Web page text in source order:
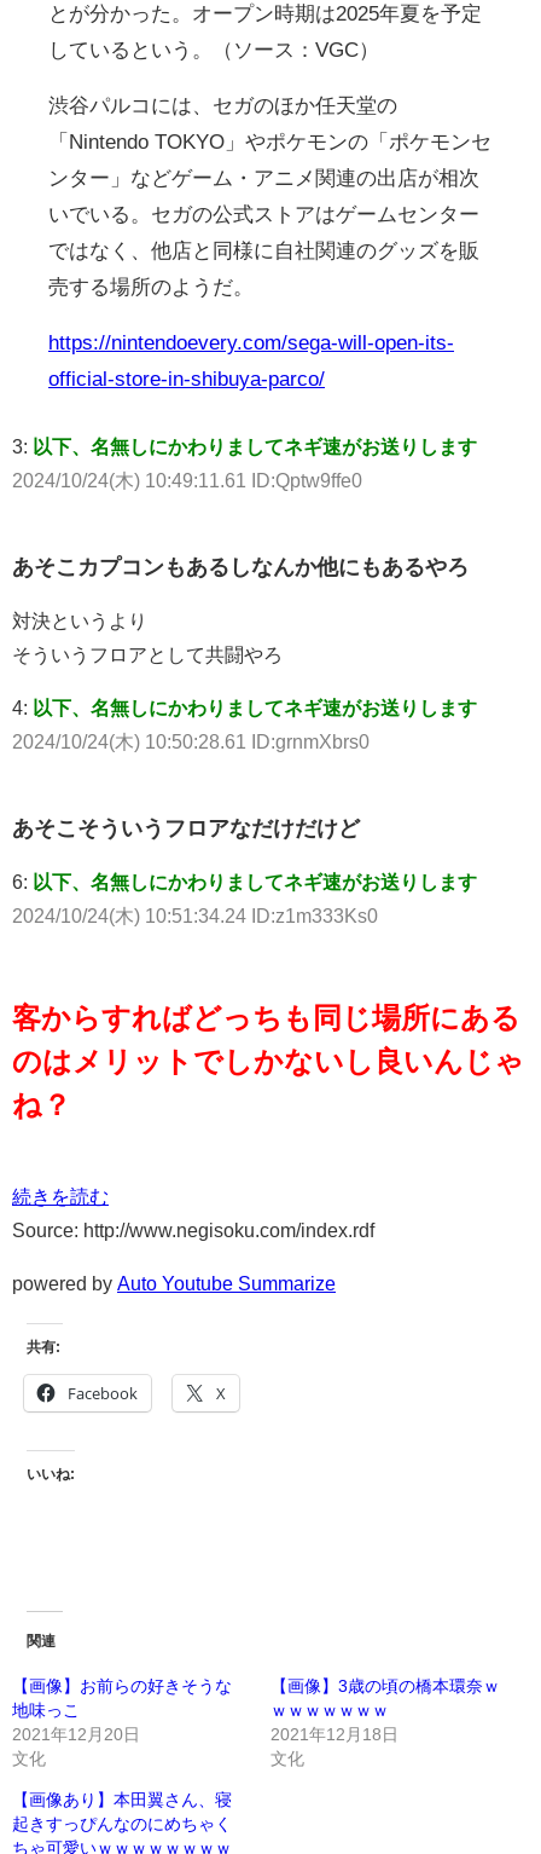
とが分かった。オープン時期は2025年夏を予定
しているという。（ソース：VGC）
渋谷パルコには、セガのほか任天堂の
「Nintendo TOKYO」やポケモンの「ポケモンセ
ンター」などゲーム・アニメ関連の出店が相次
いでいる。セガの公式ストアはゲームセンター
ではなく、他店と同様に自社関連のグッズを販
売する場所のようだ。
https://nintendoevery.com/sega-will-open-its-
official-store-in-shibuya-parco/
3: 以下、名無しにかわりましてネギ速がお送りします
2024/10/24(木) 10:49:11.61 ID:Qptw9ffe0
あそこカプコンもあるしなんか他にもあるやろ
対決というより
そういうフロアとして共闘やろ
4: 以下、名無しにかわりましてネギ速がお送りします
2024/10/24(木) 10:50:28.61 ID:grnmXbrs0
あそこそういうフロアなだけだけど
6: 以下、名無しにかわりましてネギ速がお送りします
2024/10/24(木) 10:51:34.24 ID:z1m333Ks0
客からすればどっちも同じ場所にある
のはメリットでしかないし良いんじゃ
ね？
続きを読む
Source: http://www.negisoku.com/index.rdf
powered by Auto Youtube Summarize
共有:
Facebook X
いいね:
関連
【画像】お前らの好きそうな
地味っこ
2021年12月20日
文化
【画像】3歳の頃の橋本環奈ｗ
ｗｗｗｗｗｗｗ
2021年12月18日
文化
【画像あり】本田翼さん、寝
起きすっぴんなのにめちゃく
ちゃ可愛いｗｗｗｗｗｗｗｗ